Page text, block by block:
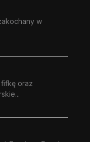
w
oraz